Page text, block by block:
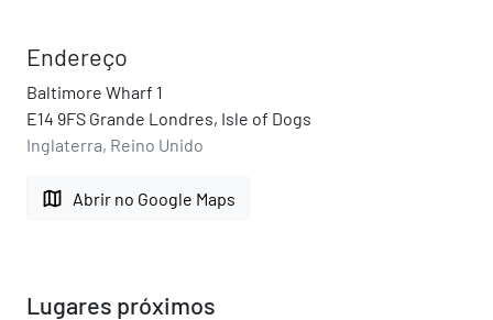
Endereço
Baltimore Wharf 1
E14 9FS Grande Londres, Isle of Dogs
Inglaterra, Reino Unido
map Abrir no Google Maps
Lugares próximos